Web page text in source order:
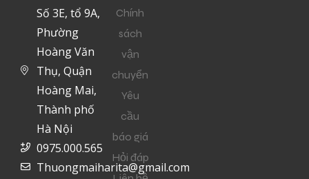
Số 3E, tổ 9A,
Phường
Hoàng Văn
Thụ, Quận
Hoàng Mai,
Thành phố
Hà Nội
0975.000.565
Thuongmaiharita@gmail.com
Chính
sách
vận
chuyển
Yêu
cầu
báo giá
Hỏi đáp